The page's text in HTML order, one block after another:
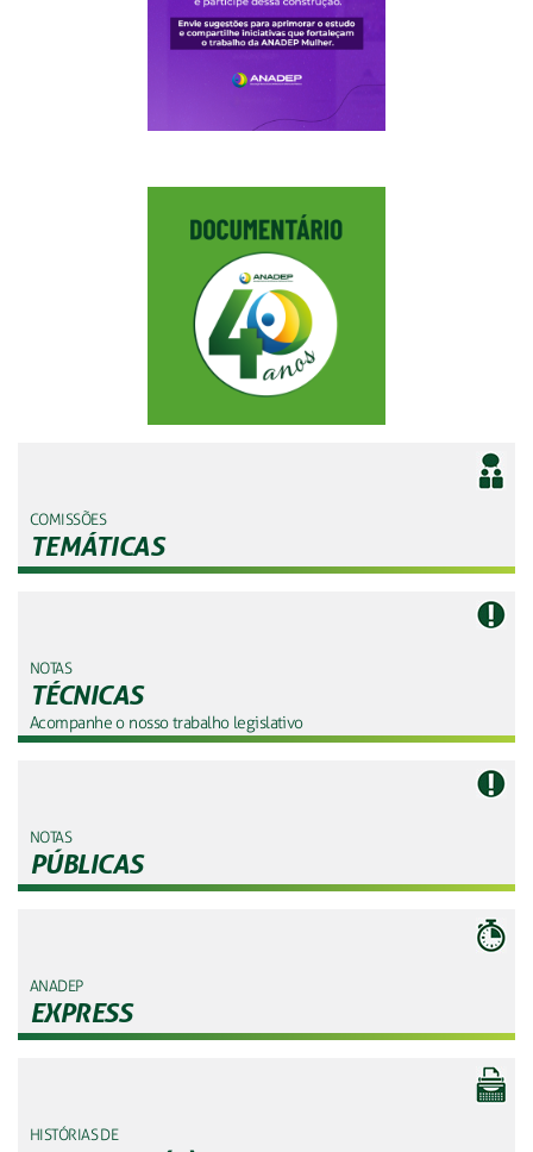
COMISSÕES
TEMÁTICAS
NOTAS
TÉCNICAS
Acompanhe o nosso trabalho legislativo
NOTAS
PÚBLICAS
ANADEP
EXPRESS
HISTÓRIAS DE